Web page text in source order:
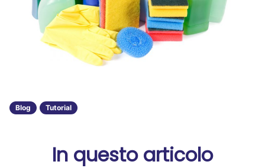
Blog Tutorial
In questo articolo